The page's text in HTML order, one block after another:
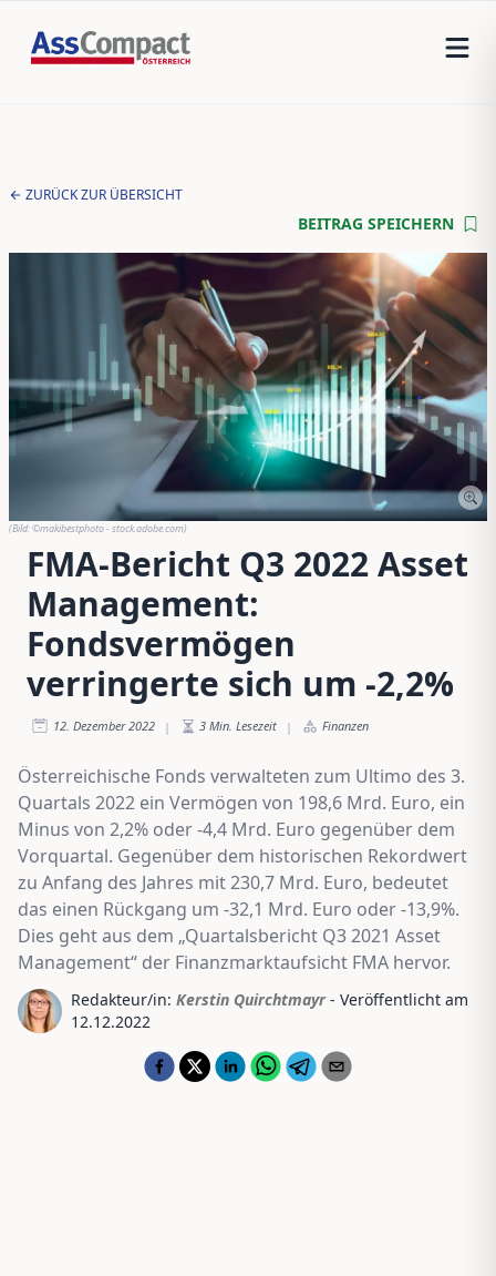
ZURÜCK ZUR ÜBERSICHT
BEITRAG SPEICHERN
(Bild:©makibestphoto - stock.adobe.com)
FMA-Bericht Q3 2022 Asset
Management:
Fondsvermögen
verringerte sich um -2,2%
12. Dezember 2022 | 3 Min. Lesezeit | Finanzen
Österreichische Fonds verwalteten zum Ultimo des 3.
Quartals 2022 ein Vermögen von 198,6 Mrd. Euro, ein
Minus von 2,2% oder -4,4 Mrd. Euro gegenüber dem
Vorquartal. Gegenüber dem historischen Rekordwert
zu Anfang des Jahres mit 230,7 Mrd. Euro, bedeutet
das einen Rückgang um -32,1 Mrd. Euro oder -13,9%.
Dies geht aus dem „Quartalsbericht Q3 2021 Asset
Management“ der Finanzmarktaufsicht FMA hervor.
Redakteur/in: Kerstin Quirchtmayr - Veröffentlicht am
12.12.2022